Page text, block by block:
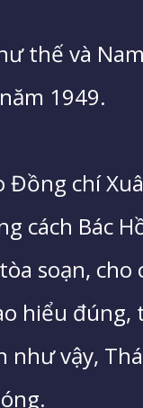
thế và
1949.
Đồng chí
cách Bác
soạn,
hiểu
như vậy,